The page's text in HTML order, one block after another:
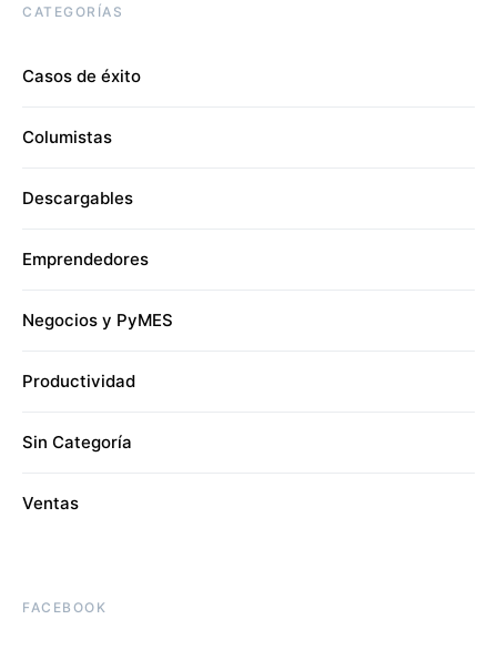
CATEGORÍAS
Casos de éxito
Columistas
Descargables
Emprendedores
Negocios y PyMES
Productividad
Sin Categoría
Ventas
FACEBOOK